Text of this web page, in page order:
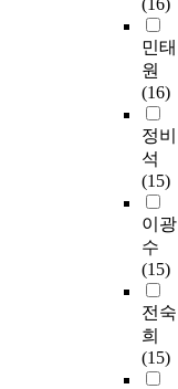
(16)
민태
원
(16)
정비
석
(15)
이광
수
(15)
전숙
희
(15)